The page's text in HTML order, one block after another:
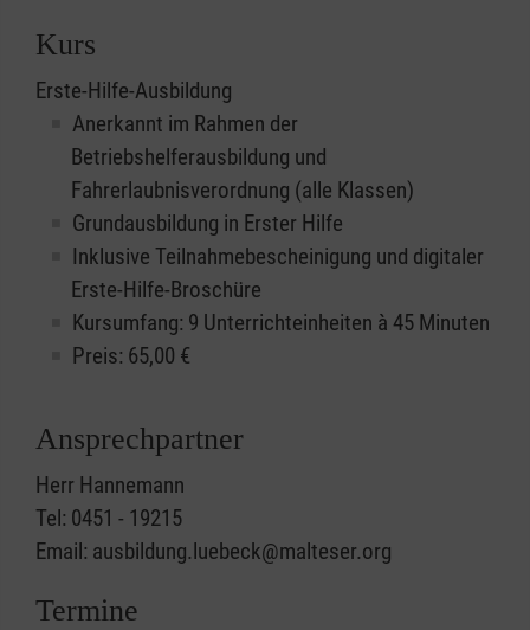
Kurs
Erste-Hilfe-Ausbildung
Anerkannt im Rahmen der
Betriebshelferausbildung und
Fahrerlaubnisverordnung (alle Klassen)
Grundausbildung in Erster Hilfe
Inklusive Teilnahmebescheinigung und digitaler
Erste-Hilfe-Broschüre
Kursumfang: 9 Unterrichteinheiten à 45 Minuten
Preis: 65,00 €
Ansprechpartner
Herr Hannemann
Tel: 0451 - 19215
Email: ausbildung.luebeck@malteser.org
Termine